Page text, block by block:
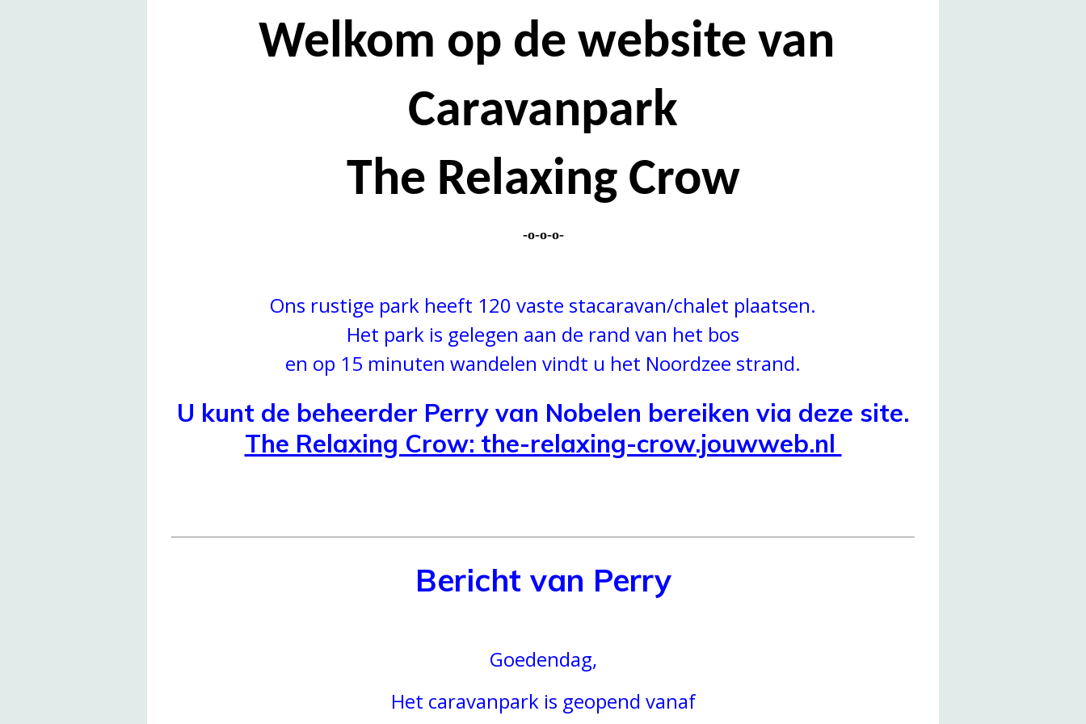
Welkom op de website van
Caravanpark
The Relaxing Crow
-o-o-o-
Ons rustige park heeft 120 vaste stacaravan/chalet plaatsen.
Het park is gelegen aan de rand van het bos
en op 15 minuten wandelen vindt u het Noordzee strand.
U kunt de beheerder Perry van Nobelen bereiken via deze site.
The Relaxing Crow: the-relaxing-crow.jouwweb.nl
Bericht van Perry
Goedendag,
Het caravanpark is geopend vanaf